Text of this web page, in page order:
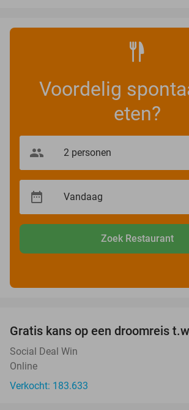
Voordelig
eten?
Zoek Restaurant
Gratis kans op een droomreis
Social Deal Win
Online
Verkocht: 183.633